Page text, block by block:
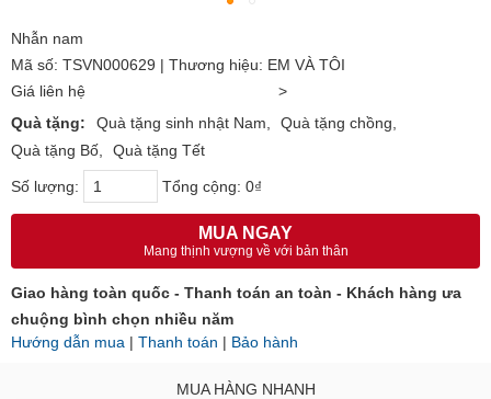
Nhẫn nam
Mã số: TSVN000629 | Thương hiệu: EM VÀ TÔI
Giá liên hệ
>
Quà tặng:
Quà tặng sinh nhật Nam
Quà tặng chồng
Quà tặng Bố
Quà tặng Tết
Số lượng: Tổng cộng: 0₫
MUA NGAY
Mang thịnh vượng về với bản thân
Giao hàng toàn quốc - Thanh toán an toàn - Khách hàng ưa
chuộng bình chọn nhiều năm
Hướng dẫn mua | Thanh toán | Bảo hành
MUA HÀNG NHANH